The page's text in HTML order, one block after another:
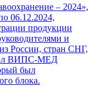
– 2024»,
06.12.2024,
продукции
и
России, стран СНГ,
ВИПС-МЕД
был
блока.